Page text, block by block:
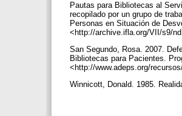
Pautas para Bibliotecas al
recopilado por un grupo de
Personas en Situación de
<http://archive.ifla.org/VII/s9/
San Segundo, Rosa. 2007.
Bibliotecas para Pacientes.
<http://www.adeps.org/
Winnicott, Donald. 1985.